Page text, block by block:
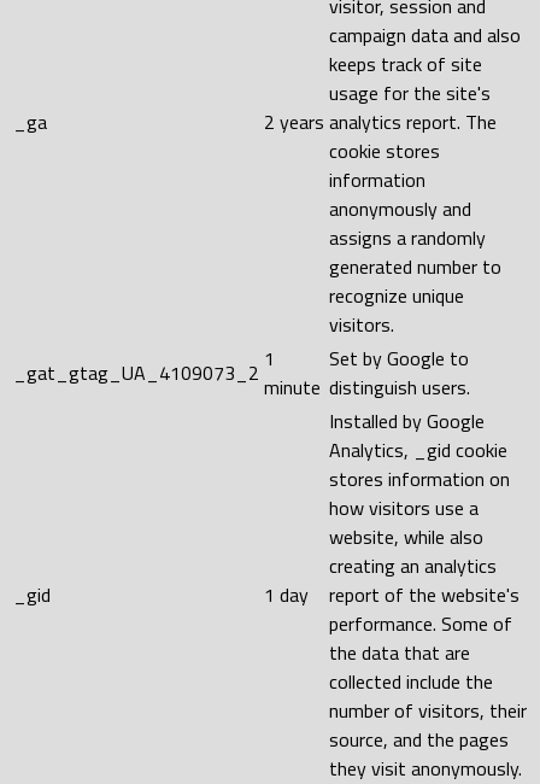
_ga 2 years
visitor, session and
campaign data and also
keeps track of site
usage for the site's
analytics report. The
cookie stores
information
anonymously and
assigns a randomly
generated number to
recognize unique
visitors.
_gat_gtag_UA_4109073_2 1
minute
Set by Google to
distinguish users.
_gid 1 day
Installed by Google
Analytics, _gid cookie
stores information on
how visitors use a
website, while also
creating an analytics
report of the website's
performance. Some of
the data that are
collected include the
number of visitors, their
source, and the pages
they visit anonymously.